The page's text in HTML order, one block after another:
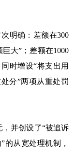
明确：差额在300
大”；差额在1000
时增设“将支出用
分”两项从重处罚
，并创设了“被追诉
的从宽处理机制，